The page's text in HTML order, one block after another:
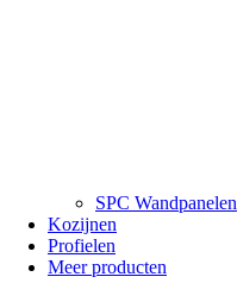
SPC Wandpanelen
Kozijnen
Profielen
Meer producten